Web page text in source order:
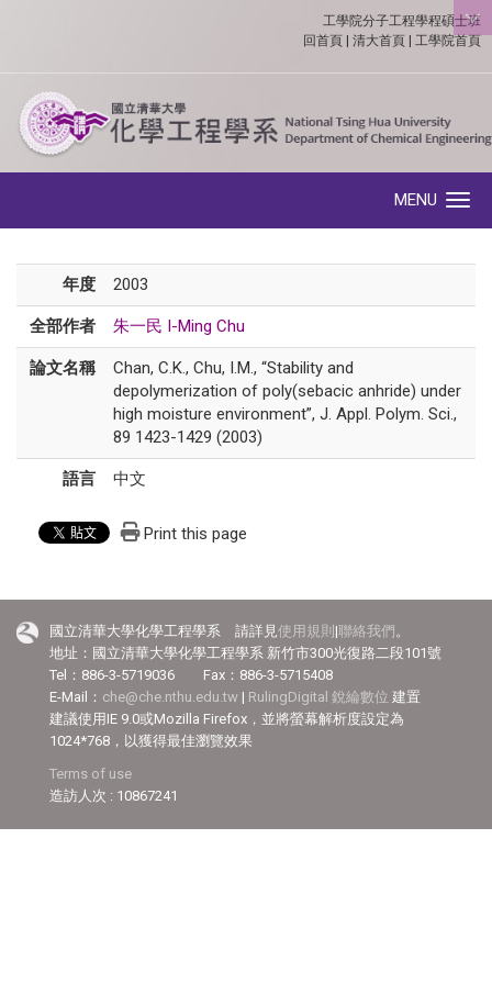
:::
工學院分子工程學程碩士班
回首頁
清大首頁 工學院首頁
MENU
年度 2003
全部作者 朱一民 I-Ming Chu
論文名稱
Chan, C.K., Chu, I.M., “Stability and
depolymerization of poly(sebacic anhride) under
high moisture environment”, J. Appl. Polym. Sci.,
89 1423-1429 (2003)
語言 中文
Print this page
國立清華大學化學工程學系 請詳見使用規則 |聯絡我們 。
地址：國立清華大學化學工程學系 新竹市300光復路二段101號
Tel：886-3-5719036 Fax：886-3-5715408
E-Mail： che@che.nthu.edu.tw | RulingDigital 銳綸數位 建置
建議使用IE 9.0或Mozilla Firefox，並將螢幕解析度設定為
1024*768，以獲得最佳瀏覽效果
Terms of use
造訪人次 : 10867241